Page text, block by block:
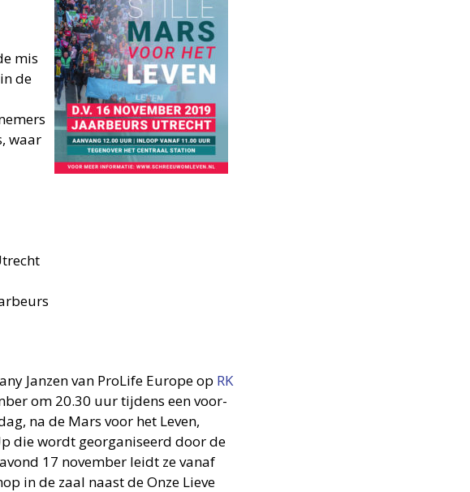
mis
de
waar
Janzen van ProLife Europe op RK
om 20.30 uur tijdens een voor­
na de Mars voor het Leven,
die wordt geor­ga­ni­seerd door de
17 november leidt ze vanaf
in de zaal naast de Onze Lieve